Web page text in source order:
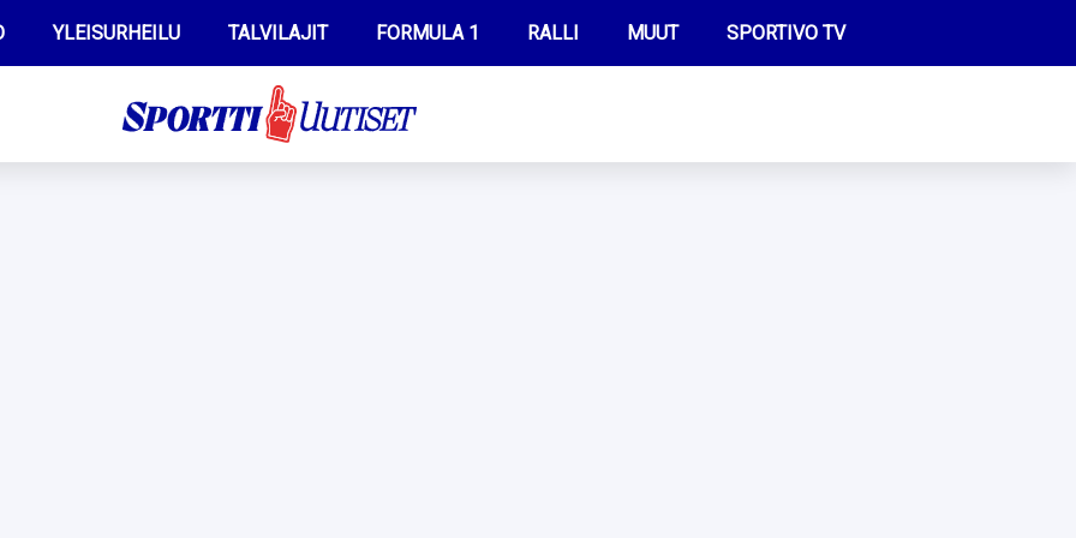
YLEISURHEILU TALVILAJIT FORMULA 1 RALLI MUUT SPORTIVO TV